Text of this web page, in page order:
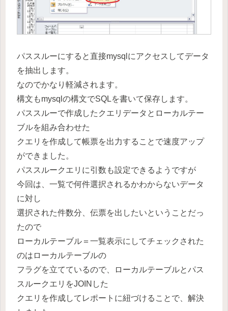
パススルーにすると直接mysqlにアクセスしてデータ
を抽出します。
なのでかなり軽減されます。
構文もmysqlの構文でSQLを書いて保存します。
パススルーで作成したクエリデータとローカルテー
ブルを組み合わせた
クエリを作成して帳票を出力することで速度アップ
ができました。
パススルークエリに引数も設定できるようですが
今回は、一覧で何件選択されるかわからないデータ
に対し
選択された件数分、伝票を出したいということだっ
たので
ローカルテーブル＝一覧表示にしてチェックされた
のはローカルテーブルの
フラグを立てているので、ローカルテーブルとパス
スルークエリをJOINした
クエリを作成してレポートに紐づけることで、解決